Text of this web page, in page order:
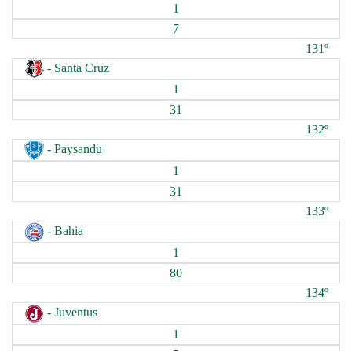
1
7
131º
- Santa Cruz
1
31
132º
- Paysandu
1
31
133º
- Bahia
1
80
134º
- Juventus
1